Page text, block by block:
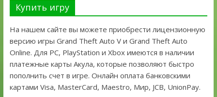
Купить игру
На нашем сайте вы можете приобрести лицензионную
версию игры Grand Theft Auto V и Grand Theft Auto
Online. Для PC, PlayStation и Xbox имеются в наличии
платежные карты Акула, которые позволяют быстро
пополнить счет в игре. Онлайн оплата банковскими
картами Visa, MasterCard, Maestro, Мир, JCB, UnionPay.